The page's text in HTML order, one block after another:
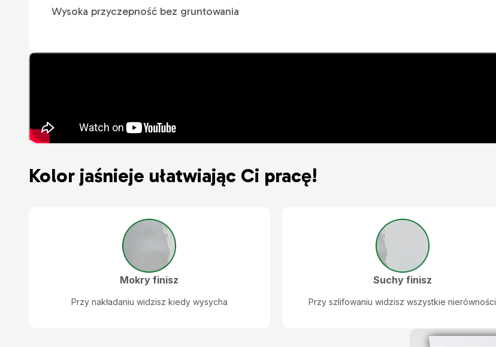
Wysoka przyczepność bez gruntowania
Kolor jaśnieje ułatwiając Ci pracę!
Mokry finisz
Przy nakładaniu widzisz kiedy wysycha
Suchy finisz
Przy szlifowaniu widzisz wszystkie nierówności